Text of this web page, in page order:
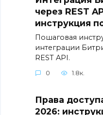
через REST
инструкция
Пошаговая
интеграции
REST API.
0 1.8к.
Права
2026: